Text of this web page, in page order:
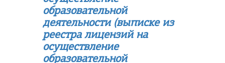
образовательной
деятельности (выписке из
реестра лицензий на
осуществление
образовательной